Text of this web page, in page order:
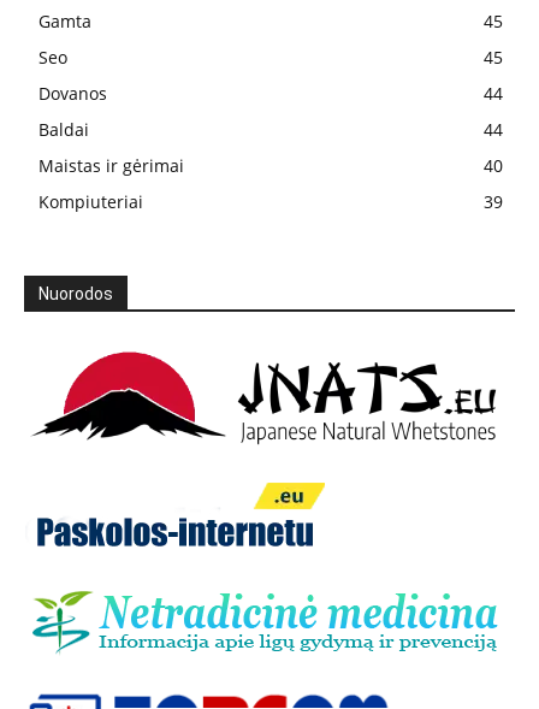
Gamta
45
Seo
45
Dovanos
44
Baldai
44
Maistas ir gėrimai
40
Kompiuteriai
39
Nuorodos